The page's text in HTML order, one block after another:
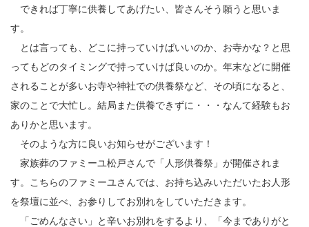
できれば丁寧に供養してあげたい、皆さんそう願うと思いま
す。
とは言っても、どこに持っていけばいいのか、お寺かな？と思
ってもどのタイミングで持っていけば良いのか。年末などに開催
されることが多いお寺や神社での供養祭など、その頃になると、
家のことで大忙し。結局また供養できずに・・・なんて経験もお
ありかと思います。
そのような方に良いお知らせがございます！
家族葬のファミーユ松戸さんで「人形供養祭」が開催されま
す。こちらのファミーユさんでは、お持ち込みいただいたお人形
を祭壇に並べ、お参りしてお別れをしていただきます。
「ごめんなさい」と辛いお別れをするより、「今までありがと